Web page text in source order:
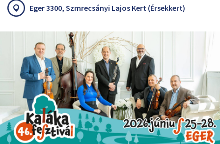
Eger 3300, Szmrecsányi Lajos Kert (Érsekkert)